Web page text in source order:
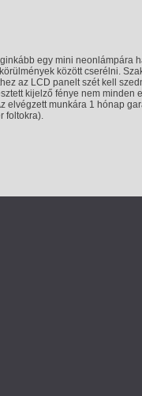
egy mini neonlámpára
között cserélni.
az LCD panelt szét kell
kijelző fénye nem minden
elvégzett munkára 1 hónap
foltokra).